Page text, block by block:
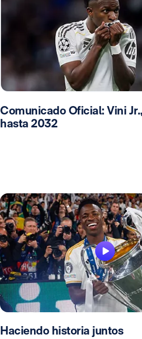
Comunicado Oficial: Vini
hasta 2032
Haciendo historia juntos